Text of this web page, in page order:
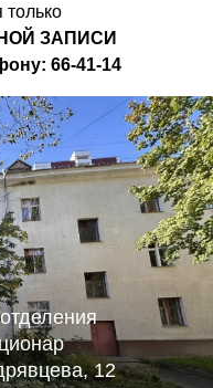
только
Й ЗАПИСИ
: 66-41-14
12